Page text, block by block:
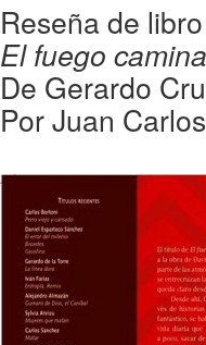
Reseña de libro
El fuego
De Gerardo
Por Juan